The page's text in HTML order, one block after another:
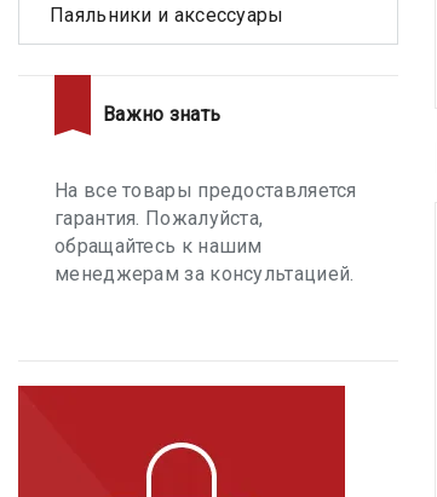
Паяльники и аксессуары
Важно знать
На все товары предоставляется
гарантия. Пожалуйста,
обращайтесь к нашим
менеджерам за консультацией.